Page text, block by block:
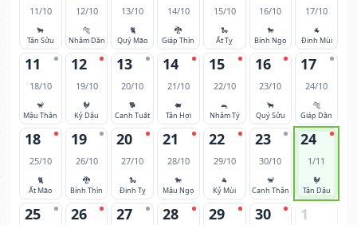
11/10
🐂
Tân Sửu
12/10
🐅
Nhâm Dần
13/10
🐈
Quý Mão
14/10
🐉
Giáp Thìn
15/10
🐍
Ất Tỵ
16/10
🐎
Bính Ngọ
17/10
🐐
Đinh Mùi
11
18/10
🐒
Mậu Thân
12
19/10
🐓
Kỷ Dậu
13
20/10
🐕
Canh Tuất
14
21/10
🐖
Tân Hợi
15
22/10
🐀
Nhâm Tý
16
23/10
🐂
Quý Sửu
17
24/10
🐅
Giáp Dần
18
25/10
🐈
Ất Mão
19
26/10
🐉
Bính Thìn
20
27/10
🐍
Đinh Tỵ
21
28/10
🐎
Mậu Ngọ
22
29/10
🐐
Kỷ Mùi
23
30/10
🐒
Canh Thân
24
1/11
🐓
Tân Dậu
25 26 27 28 29 30 1